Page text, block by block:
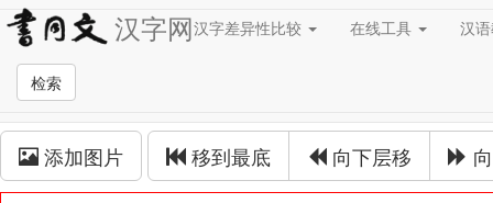
汉字网汉字差异性比较 在线工具 汉
检索
草书在线
添加图片 移到最底 向下层移